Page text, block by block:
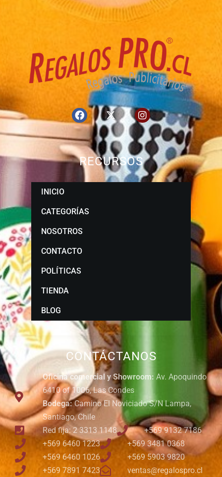
CONTÁCTANOS
Oficina comercial y Showroom: Av. Apoquindo
6410 of 1006, Las Condes
Bodega:Camino El Noviciado S/N Lampa,
Santiago, Chile
Red fija: 2 3313 1148
+569 9132 7186
+569 6460 1223
+569 3481 0368
+569 6460 1026
+569 5903 9820
+569 7891 7423
ventas@regalospro.cl
RECURSOS
INICIO
CATEGORÍAS
NOSOTROS
CONTACTO
POLÍTICAS
TIENDA
BLOG